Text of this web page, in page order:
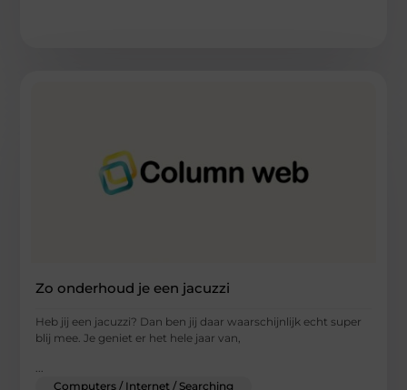
Zo onderhoud je een jacuzzi
Heb jij een jacuzzi? Dan ben jij daar waarschijnlijk echt super
blij mee. Je geniet er het hele jaar van,
Computers / Internet / Searching